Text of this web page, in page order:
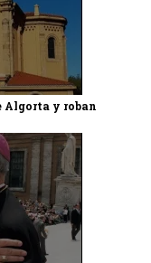
Algorta y roban